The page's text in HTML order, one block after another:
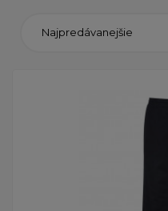
Najpredávanejšie